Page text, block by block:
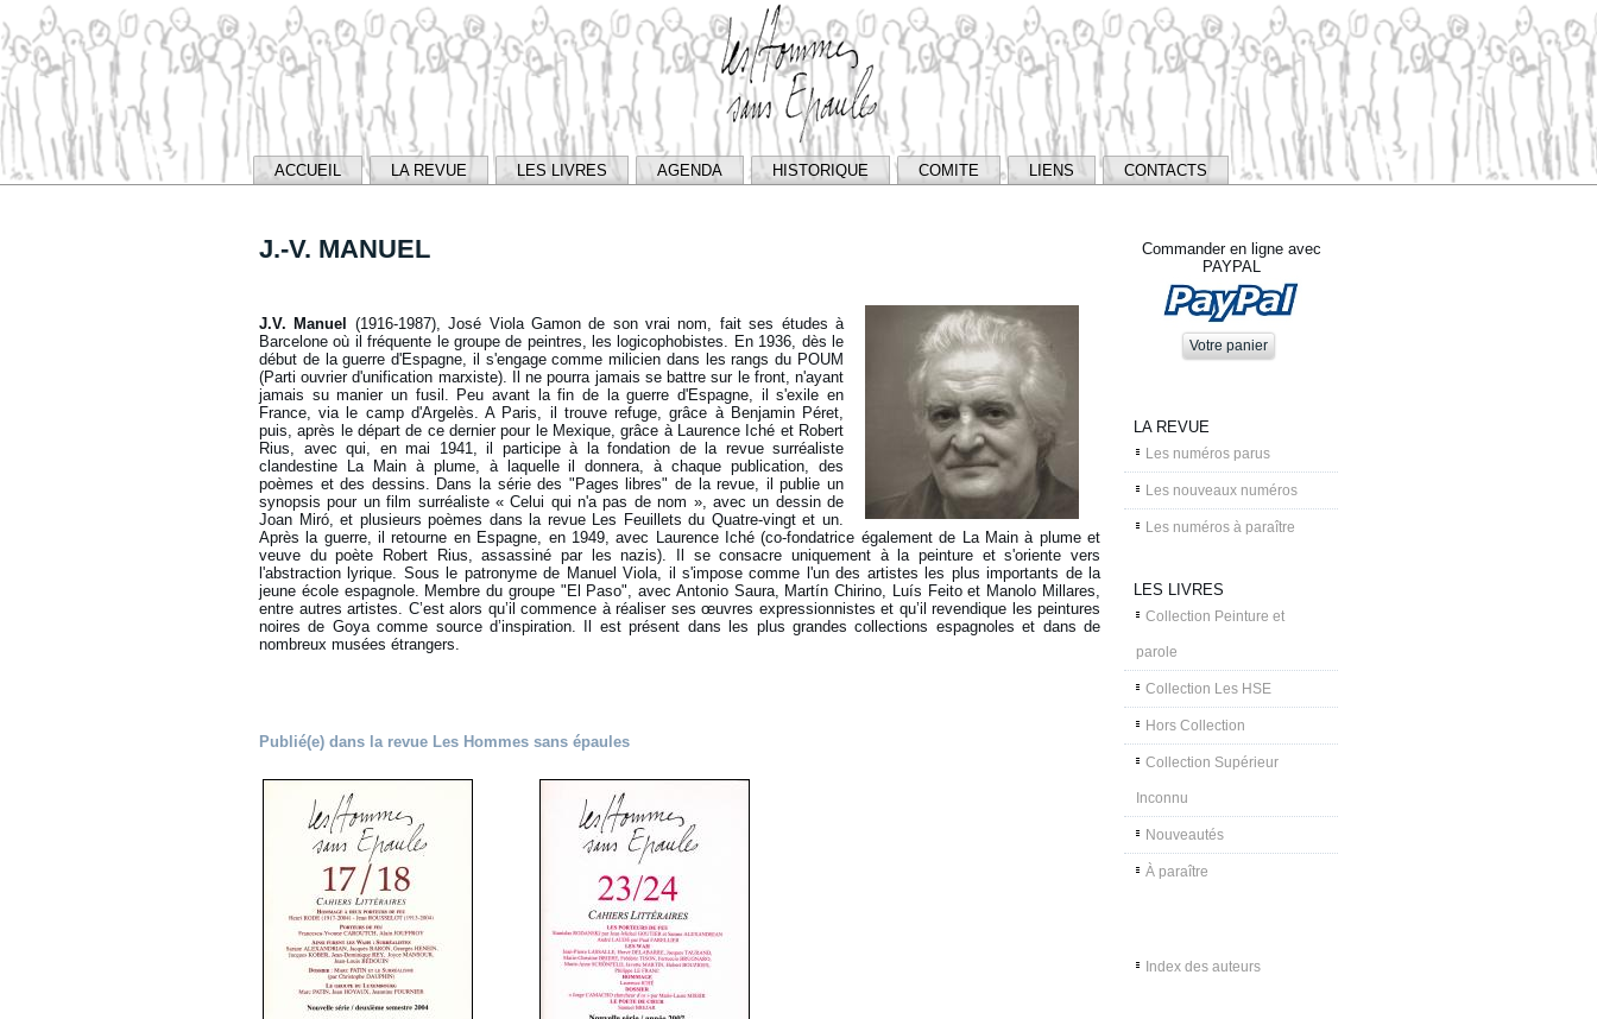
ACCUEIL LA REVUE LES LIVRES AGENDA HISTORIQUE COMITE LIENS CONTACTS
J.-V. MANUEL
J.V. Manuel (1916-1987), José Viola Gamon de son vrai nom, fait ses études à
Barcelone où il fréquente le groupe de peintres, les logicophobistes. En 1936, dès le
début de la guerre d'Espagne, il s'engage comme milicien dans les rangs du POUM
(Parti ouvrier d'unification marxiste). Il ne pourra jamais se battre sur le front, n'ayant
jamais su manier un fusil. Peu avant la fin de la guerre d'Espagne, il s'exile en
France, via le camp d'Argelès. A Paris, il trouve refuge, grâce à Benjamin Péret,
puis, après le départ de ce dernier pour le Mexique, grâce à Laurence Iché et Robert
Rius, avec qui, en mai 1941, il participe à la fondation de la revue surréaliste
clandestine La Main à plume, à laquelle il donnera, à chaque publication, des
poèmes et des dessins. Dans la série des "Pages libres" de la revue, il publie un
synopsis pour un film surréaliste « Celui qui n'a pas de nom », avec un dessin de
Joan Miró, et plusieurs poèmes dans la revue Les Feuillets du Quatre-vingt et un.
Après la guerre, il retourne en Espagne, en 1949, avec Laurence Iché (co-fondatrice également de La Main à plume et
veuve du poète Robert Rius, assassiné par les nazis). Il se consacre uniquement à la peinture et s'oriente vers
l'abstraction lyrique. Sous le patronyme de Manuel Viola, il s'impose comme l'un des artistes les plus importants de la
jeune école espagnole. Membre du groupe "El Paso", avec Antonio Saura, Martín Chirino, Luís Feito et Manolo Millares,
entre autres artistes. C’est alors qu’il commence à réaliser ses œuvres expressionnistes et qu’il revendique les peintures
noires de Goya comme source d’inspiration. Il est présent dans les plus grandes collections espagnoles et dans de
nombreux musées étrangers.
Publié(e) dans la revue Les Hommes sans épaules
Commander en ligne avec
PAYPAL
LA REVUE
Les numéros parus
Les nouveaux numéros
Les numéros à paraître
LES LIVRES
Collection Peinture et
parole
Collection Les HSE
Hors Collection
Collection Supérieur
Inconnu
Nouveautés
À paraître
Index des auteurs